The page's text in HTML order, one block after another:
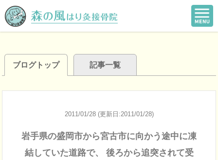
ブログトップ 記事一覧
2011/01/28 (更新日:2011/01/28)
岩手県の盛岡市から宮古市に向かう途中に凍
結していた道路で、 後ろから追突されて受